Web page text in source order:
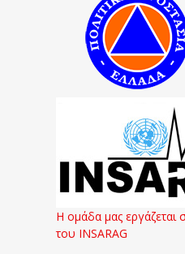
Η ομάδα μας εργάζεται
του INSARAG